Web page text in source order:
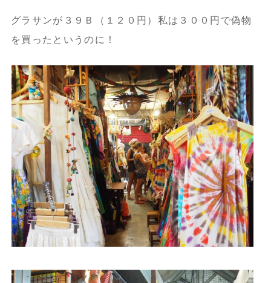
グラサンが３９Ｂ（１２０円）私は３００円で偽物
を買ったというのに！